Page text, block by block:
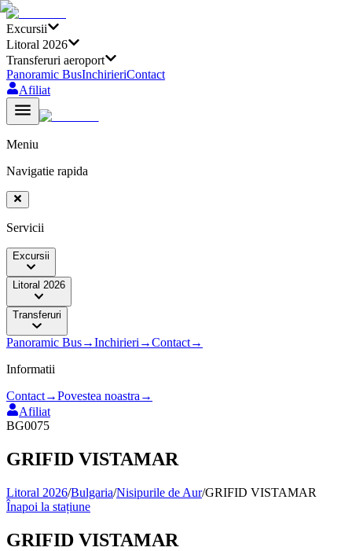
Excursii
Litoral 2026
Transferuri aeroport
Panoramic BusInchirieriContact
Afiliat
Meniu
Navigatie rapida
Servicii
Excursii
Litoral 2026
Transferuri
Panoramic Bus→Inchirieri →Contact→
Informatii
Contact→Povestea noastra →
Afiliat
BG0075
GRIFID VISTAMAR
Litoral 2026/Bulgaria/Nisipurile de Aur/GRIFID VISTAMAR
Înapoi la stațiune
GRIFID VISTAMAR